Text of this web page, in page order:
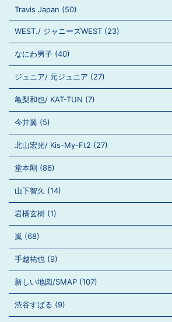
Travis Japan (50)
WEST./ ジャニーズWEST (23)
なにわ男子 (40)
ジュニア/ 元ジュニア (27)
亀梨和也/ KAT-TUN (7)
今井翼 (5)
北山宏光/ Kis-My-Ft2 (27)
堂本剛 (86)
山下智久 (14)
岩橋玄樹 (1)
嵐 (68)
手越祐也 (9)
新しい地図/SMAP (107)
渋谷すばる (9)